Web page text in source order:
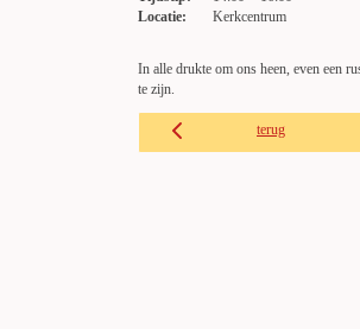
Locatie:
Kerkcentrum
In alle drukte om ons heen, even een
te zijn.
terug